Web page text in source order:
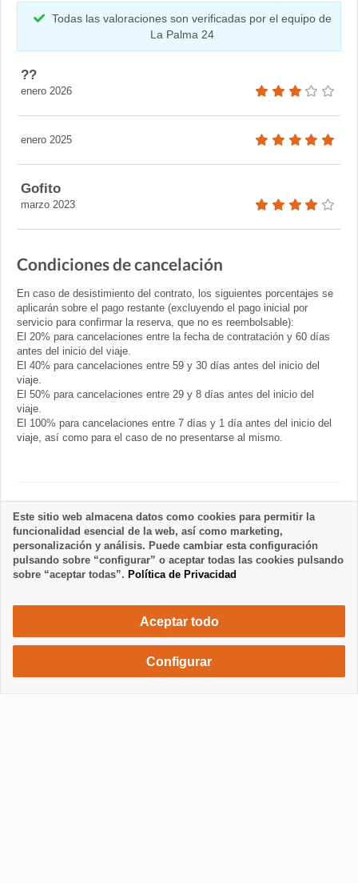
Todas las valoraciones son verificadas por el equipo de
La Palma 24
??
enero 2026
enero 2025
Gofito
marzo 2023
Condiciones de cancelación
En caso de desistimiento del contrato, los siguientes porcentajes se
aplicarán sobre el pago restante (excluyendo el pago inicial por
servicio para confirmar la reserva, que no es reembolsable):
El 20% para cancelaciones entre la fecha de contratación y 60 días
antes del inicio del viaje.
El 40% para cancelaciones entre 59 y 30 días antes del inicio del
viaje.
El 50% para cancelaciones entre 29 y 8 días antes del inicio del
viaje.
El 100% para cancelaciones entre 7 días y 1 día antes del inicio del
viaje, así como para el caso de no presentarse al mismo.
Normas del alojamiento
568 €/ semana
Este sitio web almacena datos como cookies para permitir la
funcionalidad esencial de la web, así como marketing,
personalización y análisis. Puede cambiar esta configuración
pulsando sobre “configurar” o aceptar todas las cookies pulsando
sobre “aceptar todas”. Política de Privacidad
Aceptar todo
Configurar